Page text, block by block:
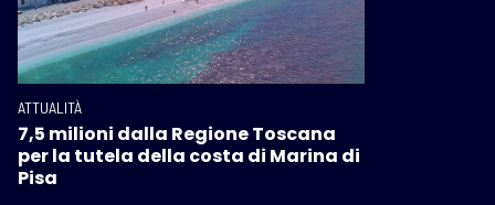
ATTUALITÀ
7,5 milioni dalla Regione Toscana
per la tutela della costa di Marina di
Pisa